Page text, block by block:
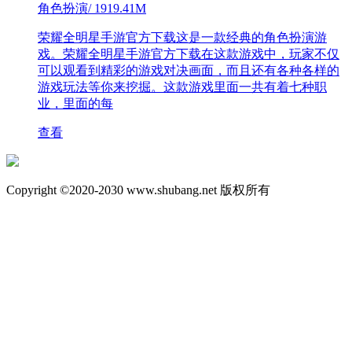
角色扮演/1919.41M
荣耀全明星手游官方下载这是一款经典的角色扮演游
戏。荣耀全明星手游官方下载在这款游戏中，玩家不仅
可以观看到精彩的游戏对决画面，而且还有各种各样的
游戏玩法等你来挖掘。这款游戏里面一共有着七种职
业，里面的每
查看
Copyright ©2020-2030 www.shubang.net 版权所有